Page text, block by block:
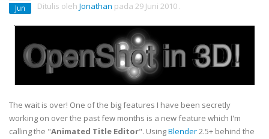
Jun Ditulis oleh Jonathan pada 29 Juni 2010 .
The wait is over! One of the big features I have been secretly
working on over the past few months is a new feature which I'm
calling the "Animated Title Editor". UsingBlender2.5+ behind the